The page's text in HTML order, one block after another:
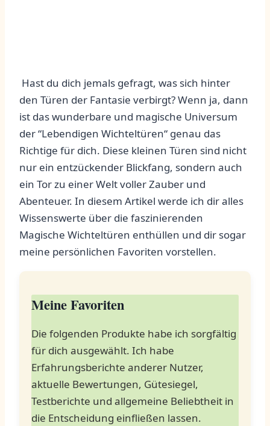
​ Hast du dich jemals gefragt, ‍was sich ⁣hinter⁣
den Türen der‍ Fantasie verbirgt? Wenn ​ja, dann
ist das wunderbare und magische Universum
der ‌“Lebendigen Wichteltüren“ genau das​
Richtige‌ für dich. Diese kleinen Türen sind nicht​
nur ein entzückender⁣ Blickfang, sondern auch
⁤ein Tor zu einer Welt voller Zauber und
Abenteuer. In diesem Artikel werde⁢ ich dir alles
Wissenswerte über die faszinierenden
Magische Wichteltüren enthüllen und dir sogar
meine persönlichen Favoriten vorstellen.
Meine Favoriten
Die folgenden Produkte habe ich sorgfältig
für ‍dich ausgewählt. Ich habe
Erfahrungsberichte anderer‍ Nutzer,
aktuelle Bewertungen, ‌Gütesiegel,
Testberichte und allgemeine ​Beliebtheit ⁢in
die Entscheidung einfließen lassen.